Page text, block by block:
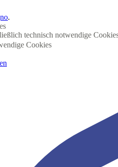
.
technisch notwendige
Cookies